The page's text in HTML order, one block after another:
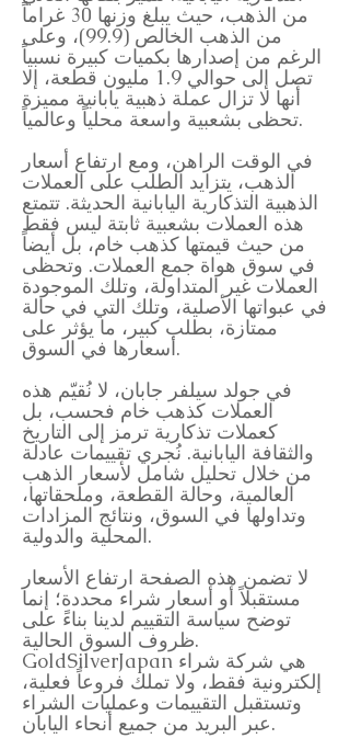
من الذهب، حيث يبلغ وزنها 30 غراماً
من الذهب الخالص (99.9)، وعلى
الرغم من إصدارها بكميات كبيرة نسبياً
تصل إلى حوالي 1.9 مليون قطعة، إلا
أنها لا تزال عملة ذهبية يابانية مميزة
تحظى بشعبية واسعة محلياً وعالمياً.
في الوقت الراهن، ومع ارتفاع أسعار
الذهب، يتزايد الطلب على العملات
الذهبية التذكارية اليابانية الحديثة. تتمتع
هذه العملات بشعبية ثابتة ليس فقط
من حيث قيمتها كذهب خام، بل أيضاً
في سوق هواة جمع العملات. وتحظى
العملات غير المتداولة، وتلك الموجودة
في عبواتها الأصلية، وتلك التي في حالة
ممتازة، بطلب كبير، ما يؤثر على
أسعارها في السوق.
في جولد سيلفر جابان، لا نُقيّم هذه
العملات كذهب خام فحسب، بل
كعملات تذكارية ترمز إلى التاريخ
والثقافة اليابانية. نُجري تقييمات عادلة
من خلال تحليل شامل لأسعار الذهب
العالمية، وحالة القطعة، وملحقاتها،
وتداولها في السوق، ونتائج المزادات
المحلية والدولية.
لا تضمن هذه الصفحة ارتفاع الأسعار
مستقبلاً أو أسعار شراء محددة؛ إنما
توضح سياسة التقييم لدينا بناءً على
ظروف السوق الحالية.
GoldSilverJapan هي شركة شراء
إلكترونية فقط، ولا تملك فروعاً فعلية،
وتستقبل التقييمات وعمليات الشراء
عبر البريد من جميع أنحاء اليابان.